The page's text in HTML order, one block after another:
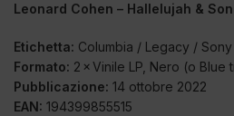
Leonard Cohen – Hallelujah &
Etichetta: Columbia / Legacy / Sony
Formato: 2 × Vinile LP, Nero (o
Pubblicazione: 14 ottobre 2022
EAN: 194399855515